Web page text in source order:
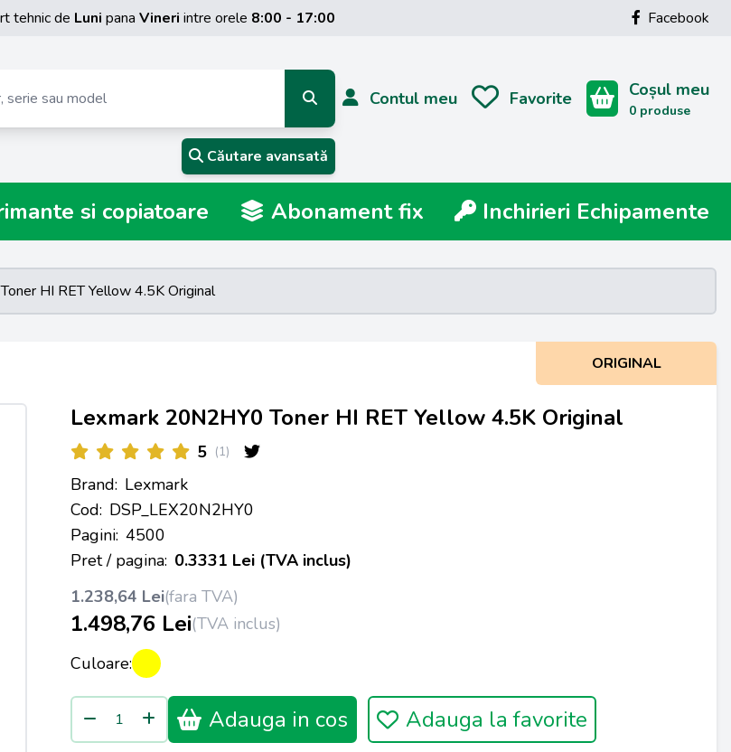
tehnic de Luni pana Vineri intre orele 8:00 - 17:00 Facebook
Căutare avansată
Contul meu Favorite Coșul meu
0 produse
si copiatoare Abonament fix Inchirieri Echipamente
HI RET Yellow 4.5K Original
ORIGINAL
Lexmark 20N2HY0 Toner HI RET Yellow 4.5K Original
5 (1)
Brand: Lexmark
Cod: DSP_LEX20N2HY0
Pagini: 4500
Pret / pagina: 0.3331 Lei (TVA inclus)
1.238,64 Lei(fara TVA)
1.498,76 Lei(TVA inclus)
Culoare:
Adauga in cos Adauga la favorite